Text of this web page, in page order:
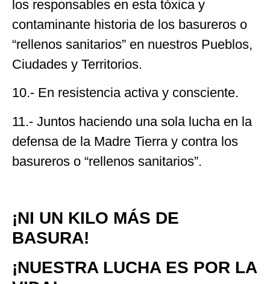
los responsables en esta tóxica y
contaminante historia de los basureros o
“rellenos sanitarios” en nuestros Pueblos,
Ciudades y Territorios.
10.- En resistencia activa y consciente.
11.- Juntos haciendo una sola lucha en la
defensa de la Madre Tierra y contra los
basureros o “rellenos sanitarios”.
¡NI UN KILO MÁS DE
BASURA!
¡NUESTRA LUCHA ES POR LA